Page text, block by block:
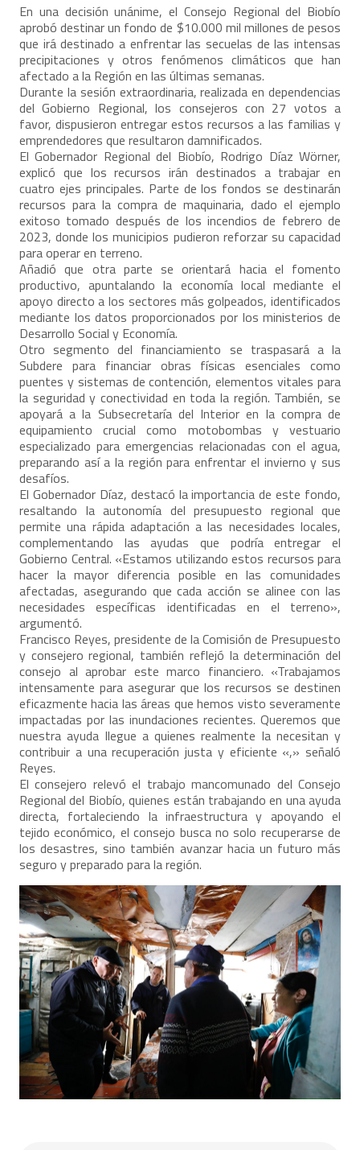
En una decisión unánime, el Consejo Regional del Biobío
aprobó destinar un fondo de $10.000 mil millones de pesos
que irá destinado a enfrentar las secuelas de las intensas
precipitaciones y otros fenómenos climáticos que han
afectado a la Región en las últimas semanas.
Durante la sesión extraordinaria, realizada en dependencias
del Gobierno Regional, los consejeros con 27 votos a
favor, dispusieron entregar estos recursos a las familias y
emprendedores que resultaron damnificados.
El Gobernador Regional del Biobío, Rodrigo Díaz Wörner,
explicó que los recursos irán destinados a trabajar en
cuatro ejes principales. Parte de los fondos se destinarán
recursos para la compra de maquinaria, dado el ejemplo
exitoso tomado después de los incendios de febrero de
2023, donde los municipios pudieron reforzar su capacidad
para operar en terreno.
Añadió que otra parte se orientará hacia el fomento
productivo, apuntalando la economía local mediante el
apoyo directo a los sectores más golpeados, identificados
mediante los datos proporcionados por los ministerios de
Desarrollo Social y Economía.
Otro segmento del financiamiento se traspasará a la
Subdere para financiar obras físicas esenciales como
puentes y sistemas de contención, elementos vitales para
la seguridad y conectividad en toda la región. También, se
apoyará a la Subsecretaría del Interior en la compra de
equipamiento crucial como motobombas y vestuario
especializado para emergencias relacionadas con el agua,
preparando así a la región para enfrentar el invierno y sus
desafíos.
El Gobernador Díaz, destacó la importancia de este fondo,
resaltando la autonomía del presupuesto regional que
permite una rápida adaptación a las necesidades locales,
complementando las ayudas que podría entregar el
Gobierno Central. «Estamos utilizando estos recursos para
hacer la mayor diferencia posible en las comunidades
afectadas, asegurando que cada acción se alinee con las
necesidades específicas identificadas en el terreno»,
argumentó.
Francisco Reyes, presidente de la Comisión de Presupuesto
y consejero regional, también reflejó la determinación del
consejo al aprobar este marco financiero. «Trabajamos
intensamente para asegurar que los recursos se destinen
eficazmente hacia las áreas que hemos visto severamente
impactadas por las inundaciones recientes. Queremos que
nuestra ayuda llegue a quienes realmente la necesitan y
contribuir a una recuperación justa y eficiente «,» señaló
Reyes.
El consejero relevó el trabajo mancomunado del Consejo
Regional del Biobío, quienes están trabajando en una ayuda
directa, fortaleciendo la infraestructura y apoyando el
tejido económico, el consejo busca no solo recuperarse de
los desastres, sino también avanzar hacia un futuro más
seguro y preparado para la región.